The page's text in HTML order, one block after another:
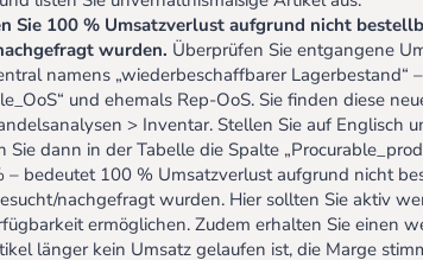
Sie 100 % Umsatzverlust aufgrund nicht
wurden. Überprüfen Sie entgangene
namens „wiederbeschaffbarer Lagerbestand“
und ehemals Rep-OoS. Sie finden diese
> Inventar. Stellen Sie auf Englisch
Sie dann in der Tabelle die Spalte
– bedeutet 100 % Umsatzverlust aufgrund nicht
nachgefragt wurden. Hier sollten Sie aktiv
ermöglichen. Zudem erhalten Sie einen
länger kein Umsatz gelaufen ist, die Marge